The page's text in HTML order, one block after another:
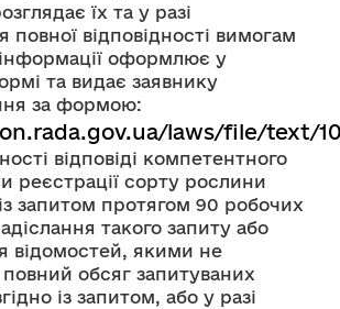
їх та у разі
повної відповідності вимогам
інформації оформлює у
та видає заявнику
laws/file/text/
відповіді компетентного
реєстрації сорту рослини
запитом протягом 90 робочих
такого запиту або
відомостей, якими не
обсяг запитуваних
із запитом, або у разі